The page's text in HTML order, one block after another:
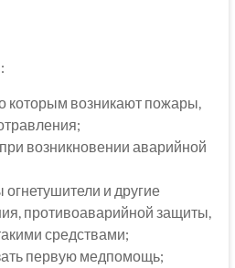
которым возникают пожары,
возникновении аварийной
и другие
противоаварийной защиты,
средствами;
первую медпомощь;